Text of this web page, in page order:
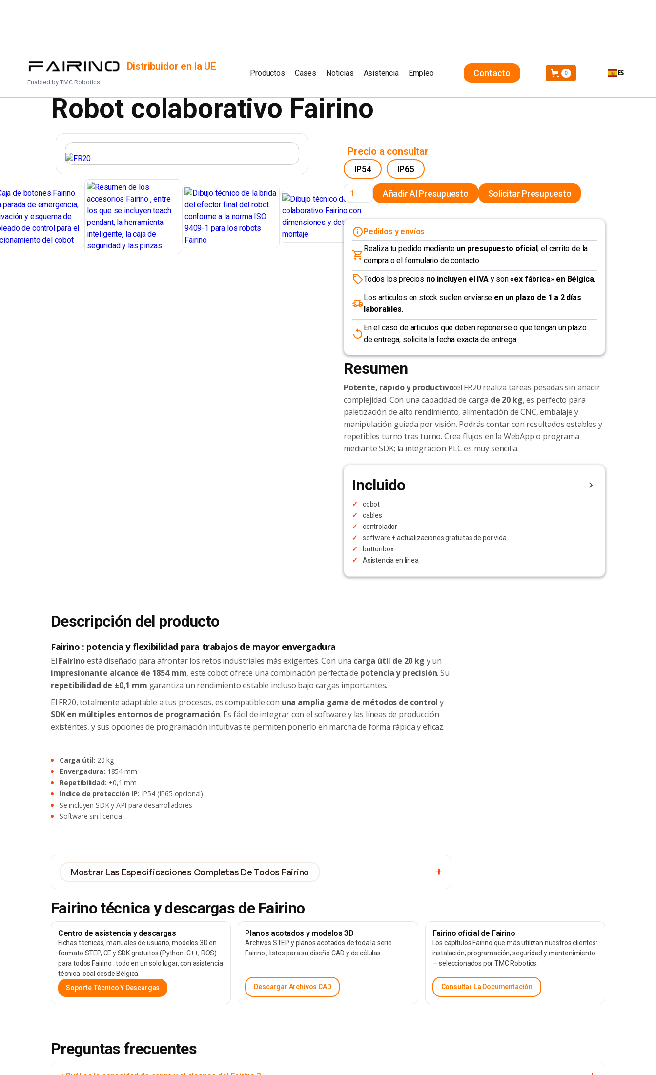
Distribuidor en la UE
Enabled by TMC Robotics
Productos Cases Noticias Asistencia Empleo Contacto 0 ES
INICIO/PRODUCTOS /FR20
Robot colaborativo Fairino
Precio a consultar
IP54 IP65
Solicitar Presupuesto
Pedidos y envíos
Realiza tu pedido mediante un presupuesto oficial, el carrito de la
compra o el formulario de contacto.
Todos los precios no incluyen el IVAy son«ex fábrica» en Bélgica.
Los artículos en stock suelen enviarse en un plazo de 1 a 2 días
laborables.
En el caso de artículos que deban reponerse o que tengan un plazo
de entrega, solicita la fecha exacta de entrega.
Resumen
Potente, rápido y productivo:el FR20 realiza tareas pesadas sin añadir
complejidad. Con una capacidad de carga de 20 kg, es perfecto para
paletización de alto rendimiento, alimentación de CNC, embalaje y
manipulación guiada por visión. Podrás contar con resultados estables y
repetibles turno tras turno. Crea flujos en la WebApp o programa
mediante SDK; la integración PLC es muy sencilla.
Incluido
cobot
cables
controlador
software + actualizaciones gratuitas de por vida
buttonbox
Asistencia en línea
Descripción del producto
Fairino : potencia y flexibilidad para trabajos de mayor envergadura
El Fairinoestá diseñado para afrontar los retos industriales más exigentes. Con una carga útil de 20 kg y un
impresionante alcance de 1854 mm, este cobot ofrece una combinación perfecta de potencia y precisión. Su
repetibilidad de ±0,1 mm garantiza un rendimiento estable incluso bajo cargas importantes.
El FR20, totalmente adaptable a tus procesos, es compatible con una amplia gama de métodos de control y
SDK en múltiples entornos de programación. Es fácil de integrar con el software y las líneas de producción
existentes, y sus opciones de programación intuitivas te permiten ponerlo en marcha de forma rápida y eficaz.
‍Carga útil: 20 kg
‍Envergadura: 1854 mm
‍Repetibilidad: ±0,1 mm
‍Índice de protección IP: IP54 (IP65 opcional)
Se incluyen SDK y API para desarrolladores
Software sin licencia
Mostrar Las Especificaciones Completas De Todos Fairino
Fairino técnica y descargas de Fairino
Centro de asistencia y descargas
Fichas técnicas, manuales de usuario, modelos 3D en
formato STEP, CE y SDK gratuitos (Python, C++, ROS)
para todos Fairino : todo en un solo lugar, con asistencia
técnica local desde Bélgica.
Soporte Técnico Y Descargas
Planos acotados y modelos 3D
Archivos STEP y planos acotados de toda la serie
Fairino , listos para su diseño CAD y de células.
Descargar Archivos CAD
Fairino oficial de Fairino
Los capítulos Fairino que más utilizan nuestros clientes:
instalación, programación, seguridad y mantenimiento
— seleccionados por TMC Robotics.
Consultar La Documentación
Preguntas frecuentes